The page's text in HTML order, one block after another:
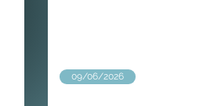
09/06/2026